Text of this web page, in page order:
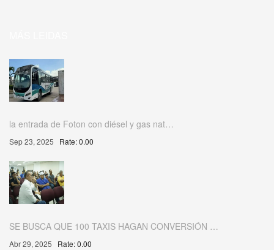
la entrada de Foton con diésel y gas nat…
Sep 23, 2025 Rate: 0.00
SE BUSCA QUE 100 TAXIS HAGAN CONVERSIÓN …
Abr 29, 2025 Rate: 0.00